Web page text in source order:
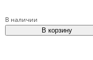
В наличии